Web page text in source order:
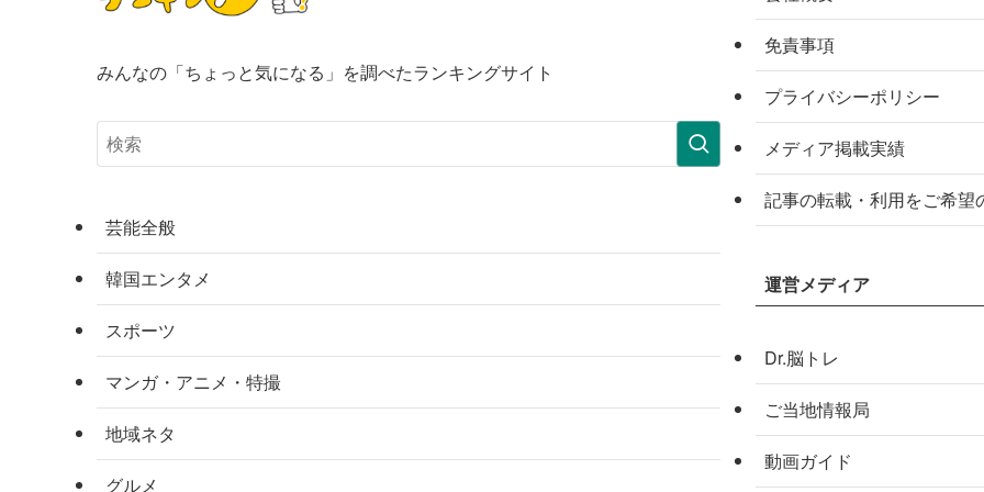
みんなの「ちょっと気になる」を調べたランキングサイト
芸能全般
韓国エンタメ
スポーツ
マンガ・アニメ・特撮
地域ネタ
グルメ
免責事項
プライバシーポリシー
メディア掲載実績
記事の転載・利用をご希望
運営メディア
Dr.脳トレ
ご当地情報局
動画ガイド